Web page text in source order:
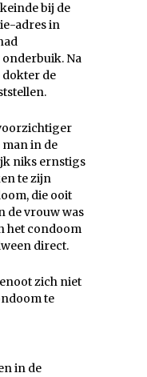
bij de
adres in
Na
de
man in de
niks ernstigs
te zijn
die ooit
de vrouw was
het condoom
direct.
zich niet
te
in de